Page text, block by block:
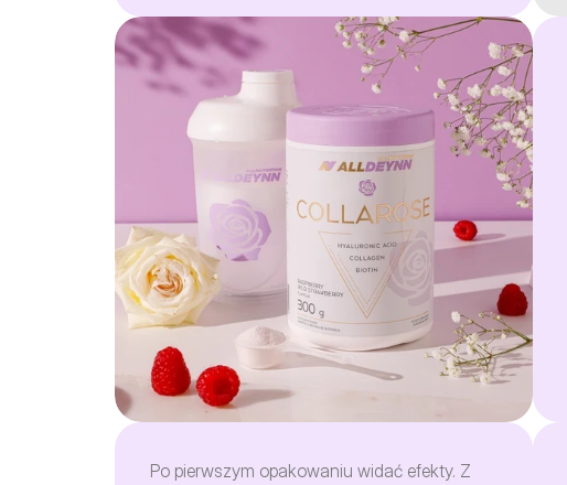
Po pierwszym opakowaniu widać efekty. Z